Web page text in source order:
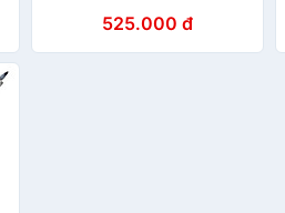
525.000 đ